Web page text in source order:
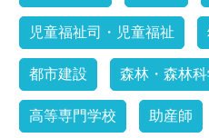
児童福祉司・児童福祉
都市建設 森林・森林
高等専門学校 助産師